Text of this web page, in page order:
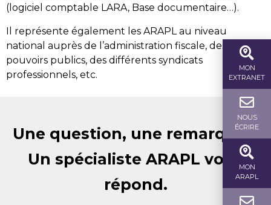
(logiciel comptable LARA, Base documentaire…).
Il représente également les ARAPL au niveau
national auprès de l’administration fiscale, des
pouvoirs publics, des différents syndicats
professionnels, etc.
Une question, une remarque ?
Un spécialiste ARAPL vous
répond.
MON
EXTRANET
NOUS
ÉCRIRE
MON
ARAPL